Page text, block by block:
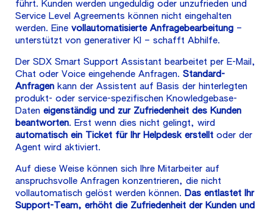
führt. Kunden werden ungeduldig oder unzufrieden und
Service Level Agreements können nicht eingehalten
werden. Eine vollautomatisierte Anfragebearbeitung –
unterstützt von generativer KI – schafft Abhilfe.
Der SDX Smart Support Assistant bearbeitet per E-Mail,
Chat oder Voice eingehende Anfragen. Standard-
Anfragen kann der Assistent auf Basis der hinterlegten
produkt- oder service-spezifischen Knowledgebase-
Daten eigenständig und zur Zufriedenheit des Kunden
beantworten. Erst wenn dies nicht gelingt, wird
automatisch ein Ticket für Ihr Helpdesk erstellt oder der
Agent wird aktiviert.
Auf diese Weise können sich Ihre Mitarbeiter auf
anspruchsvolle Anfragen konzentrieren, die nicht
vollautomatisch gelöst werden können. Das entlastet Ihr
Support-Team, erhöht die Zufriedenheit der Kunden und